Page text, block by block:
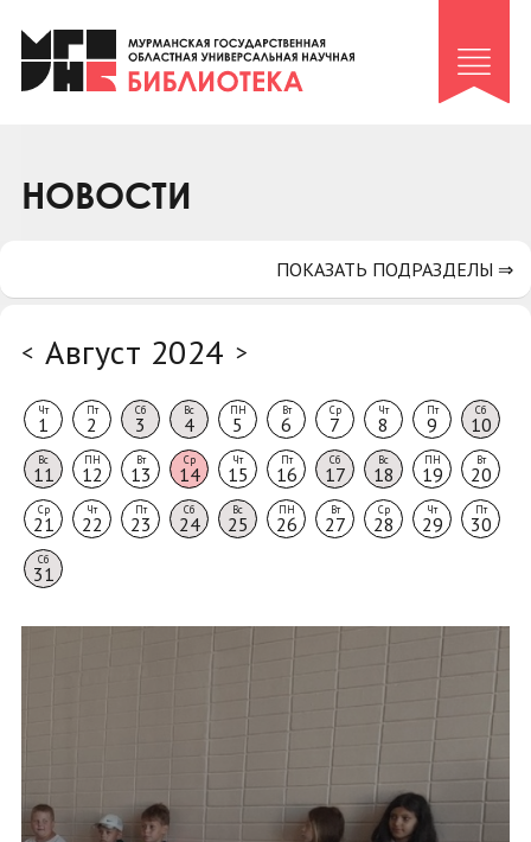
Клуб «Гиря и сельдерей»
Клуб «Семейный архив»
Коллегам
НОВОСТИ
< Август 2024 >
Чт
1
Пт
2
Сб
3
Вс
4
ПН
5
Вт
6
Ср
7
Чт
8
Пт
9
Сб
10
Вс
11
ПН
12
Вт
13
Ср
14
Чт
15
Пт
16
Сб
17
Вс
18
ПН
19
Вт
20
Ср
21
Чт
22
Пт
23
Сб
24
Вс
25
ПН
26
Вт
27
Ср
28
Чт
29
Пт
30
Сб
31
ПОКАЗАТЬ ПОДРАЗДЕЛЫ ⇒